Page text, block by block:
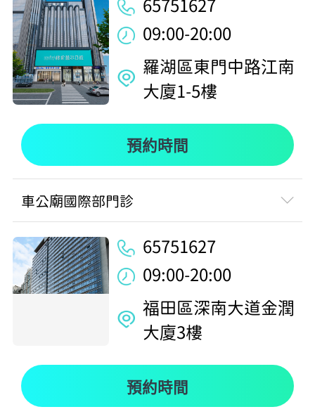
65751627
09:00-20:00
羅湖區東門中路江南
大廈1-5樓
預約時間
車公廟國際部門診
65751627
09:00-20:00
福田區深南大道金潤
大廈3樓
預約時間